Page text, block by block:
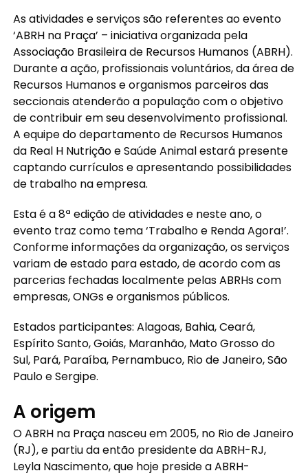
As atividades e serviços são referentes ao evento
‘ABRH na Praça’ – iniciativa organizada pela
Associação Brasileira de Recursos Humanos (ABRH).
Durante a ação, profissionais voluntários, da área de
Recursos Humanos e organismos parceiros das
seccionais atenderão a população com o objetivo
de contribuir em seu desenvolvimento profissional.
A equipe do departamento de Recursos Humanos
da Real H Nutrição e Saúde Animal estará presente
captando currículos e apresentando possibilidades
de trabalho na empresa.
Esta é a 8ª edição de atividades e neste ano, o
evento traz como tema ‘Trabalho e Renda Agora!’.
Conforme informações da organização, os serviços
variam de estado para estado, de acordo com as
parcerias fechadas localmente pelas ABRHs com
empresas, ONGs e organismos públicos.
Estados participantes: Alagoas, Bahia, Ceará,
Espírito Santo, Goiás, Maranhão, Mato Grosso do
Sul, Pará, Paraíba, Pernambuco, Rio de Janeiro, São
Paulo e Sergipe.
A origem
O ABRH na Praça nasceu em 2005, no Rio de Janeiro
(RJ), e partiu da então presidente da ABRH-RJ,
Leyla Nascimento, que hoje preside a ABRH-